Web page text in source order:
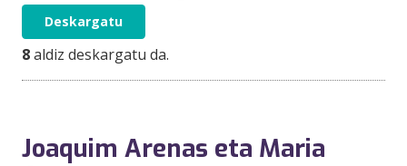
Deskargatu
8aldiz deskargatu da.
Joaquim Arenas eta Maria